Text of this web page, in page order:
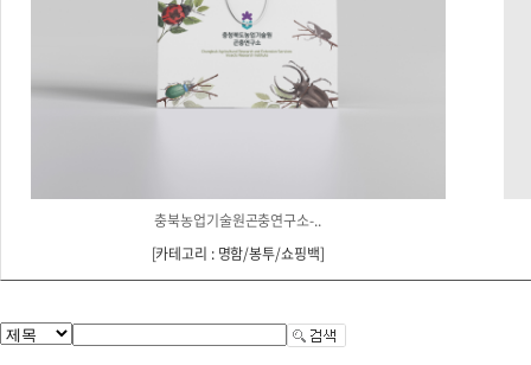
충북농업기술원곤충연구소-..
[카테고리 : 명함/봉투/쇼핑백]